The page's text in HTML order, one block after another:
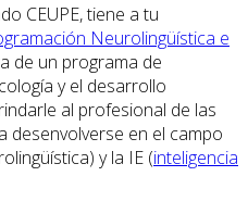
CEUPE, tiene a tu
Neurolingüística e
de un programa de
y el desarrollo
al profesional de las
desenvolverse en el campo
y la IE (inteligencia